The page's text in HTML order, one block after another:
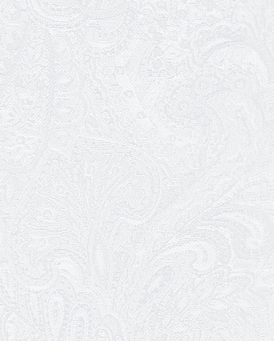
26.04.2026
З першою прем'єрою 2026 року!
25.04.2026
Трудовий ювілей Ауріки Ахметової
24.04.2026
З прем'єрою вистави «Божевільна
родина»!
02.04.2026
Запрошуємо на прем'єру вистави
«Божевільна родина»
01.04.2026
Трудовий ювілей Олени Корольової
27.03.2026
З Всесвітнім днем театру!
26.03.2026
Божевільна родина — 24 та 26 квітня
25.03.2026
Нам — 79!